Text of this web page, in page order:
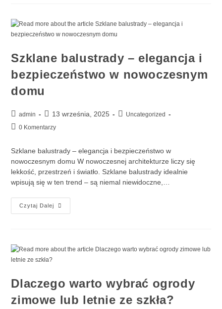
Szklane balustrady – elegancja i
bezpieczeństwo w nowoczesnym
domu
admin 13 września, 2025
Uncategorized
0 Komentarzy
Szklane balustrady – elegancja i bezpieczeństwo w
nowoczesnym domu W nowoczesnej architekturze liczy się
lekkość, przestrzeń i światło. Szklane balustrady idealnie
wpisują się w ten trend – są niemal niewidoczne,…
Czytaj Dalej
Dlaczego warto wybrać ogrody
zimowe lub letnie ze szkła?